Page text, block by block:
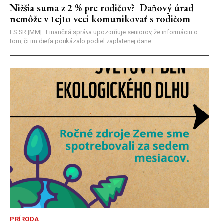
Nižšia suma z 2 % pre rodičov? Daňový úrad
nemôže v tejto veci komunikovať s rodičom
FS SR |MM| Finančná správa upozorňuje seniorov, že informáciu o
tom, či im dieťa poukázalo podiel zaplatenej dane...
PRÍRODA